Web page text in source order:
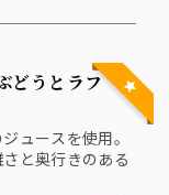
ュースを使用。
と奥行きのある